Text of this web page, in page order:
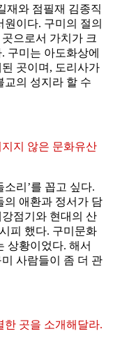
재와 점필재 김종직
이다. 구미의 절의
으로서 가치가 크
구미는 아도화상에
곳이며, 도리사가
교의 성지라 할 수
지 않은 문화유산
소리’를 꼽고 싶다.
의 애환과 정서가 담
점기와 현대의 산
피 했다. 구미문화
상황이었다. 해서
사람들이 좀 더 관
한 곳을 소개해달라.